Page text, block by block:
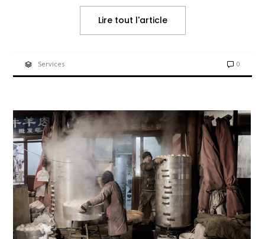
Lire tout l'article
Services 0